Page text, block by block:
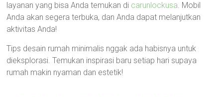
layanan yang bisa Anda temukan di carunlockusa. Mobil
Anda akan segera terbuka, dan Anda dapat melanjutkan
aktivitas Anda!
Tips desain rumah minimalis nggak ada habisnya untuk
dieksplorasi. Temukan inspirasi baru setiap hari supaya
rumah makin nyaman dan estetik!